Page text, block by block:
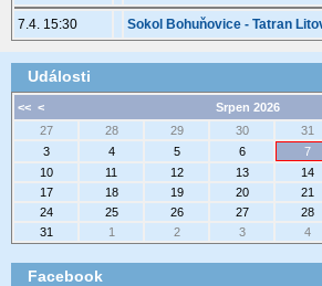
7.4. 15:30 Sokol Bohuňovice - Tatran
Události
<< <
Srpen 2026
27
28 29 30 31
3
4 5 6 7
10
11 12 13 14
17
18 19 20 21
24
25 26 27 28
31
1 2 3 4
Facebook